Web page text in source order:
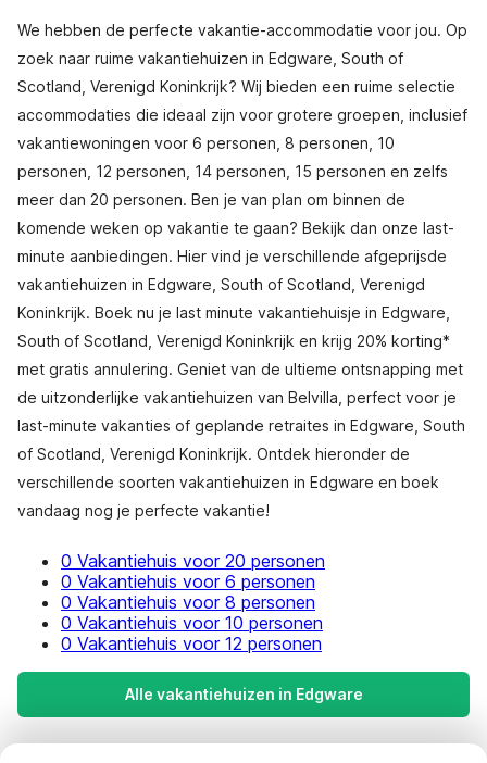
We hebben de perfecte vakantie-accommodatie voor jou. Op
zoek naar ruime vakantiehuizen in Edgware, South of
Scotland, Verenigd Koninkrijk? Wij bieden een ruime selectie
accommodaties die ideaal zijn voor grotere groepen, inclusief
vakantiewoningen voor 6 personen, 8 personen, 10
personen, 12 personen, 14 personen, 15 personen en zelfs
meer dan 20 personen. Ben je van plan om binnen de
komende weken op vakantie te gaan? Bekijk dan onze last-
minute aanbiedingen. Hier vind je verschillende afgeprijsde
vakantiehuizen in Edgware, South of Scotland, Verenigd
Koninkrijk. Boek nu je last minute vakantiehuisje in Edgware,
South of Scotland, Verenigd Koninkrijk en krijg 20% korting*
met gratis annulering. Geniet van de ultieme ontsnapping met
de uitzonderlijke vakantiehuizen van Belvilla, perfect voor je
last-minute vakanties of geplande retraites in Edgware, South
of Scotland, Verenigd Koninkrijk. Ontdek hieronder de
verschillende soorten vakantiehuizen in Edgware en boek
vandaag nog je perfecte vakantie!
0 Vakantiehuis voor 20 personen
0 Vakantiehuis voor 6 personen
0 Vakantiehuis voor 8 personen
0 Vakantiehuis voor 10 personen
0 Vakantiehuis voor 12 personen
Alle vakantiehuizen in Edgware